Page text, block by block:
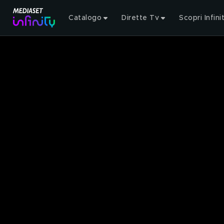
Catalogo Dirette Tv Scopri